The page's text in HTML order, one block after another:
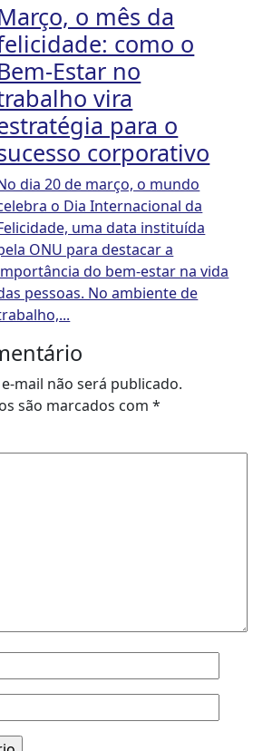
o mês da
como o
Estar no
vira
para o
corporativo
dia 20 de março, o mundo
o Dia Internacional da
uma data instituída
ONU para destacar a
do bem-estar na vida
pessoas. No ambiente de
mail não será publicado.
são marcados com *